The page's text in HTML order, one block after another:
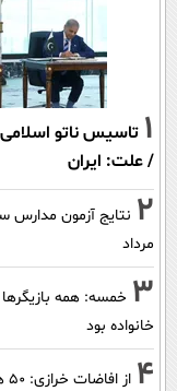
1 تاسیس ناتو
/ علت: ایران
2
مرداد
3 خمسه: همه
خانواده بود
4